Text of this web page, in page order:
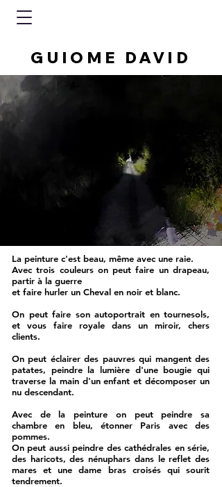
GUIOME DAVID
La peinture c'est beau, même avec une raie.
Avec trois couleurs on peut faire un drapeau,
partir à la guerre
et faire hurler un Cheval en noir et blanc.
On peut faire son autoportrait en tournesols,
et vous faire royale dans un miroir, chers
clients.
On peut éclairer des pauvres qui mangent des
patates, peindre la lumière d'une bougie qui
traverse la main d'un enfant et décomposer un
nu descendant.
Avec de la peinture on peut peindre sa
chambre en bleu, étonner Paris avec des
pommes.
On peut aussi peindre des cathédrales en série,
des haricots, des nénuphars dans le reflet des
mares et une dame bras croisés qui sourit
tendrement.